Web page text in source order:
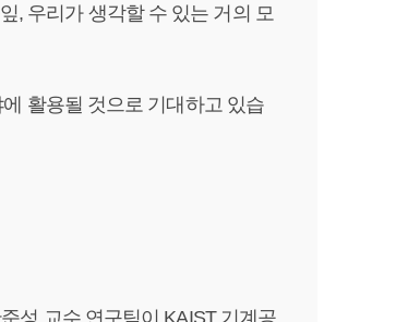
, 우리가 생각할 수 있는 거의 모
활용될 것으로 기대하고 있습
성 교수 연구팀이 KAIST 기계공